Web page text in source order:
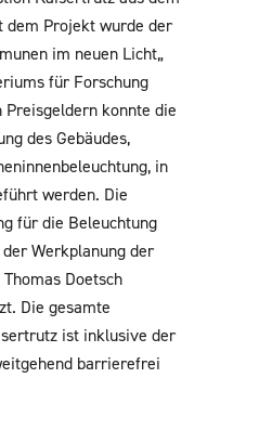
dem Projekt wurde der
im neuen Licht„
für Forschung
Preisgeldern konnte die
des Gebäudes,
in
werden. Die
für die Beleuchtung
Werkplanung der
Doetsch
Die gesamte
ist inklusive der
barrierefrei